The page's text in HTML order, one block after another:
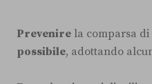
Prevenire la comparsa di
possibile, adottando